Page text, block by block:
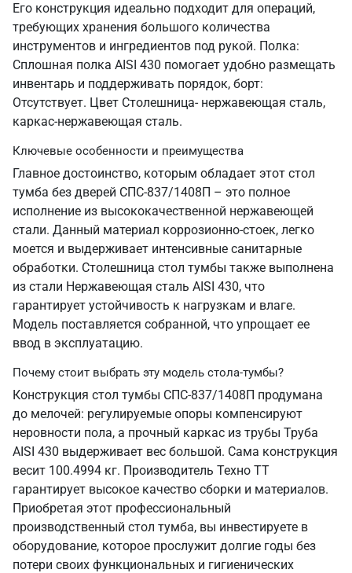
Его конструкция идеально подходит для операций,
требующих хранения большого количества
инструментов и ингредиентов под рукой. Полка:
Сплошная полка AISI 430 помогает удобно размещать
инвентарь и поддерживать порядок, борт:
Отсутствует. Цвет Столешница- нержавеющая сталь,
каркас-нержавеющая сталь.
Ключевые особенности и преимущества
Главное достоинство, которым обладает этот стол
тумба без дверей СПС-837/1408П – это полное
исполнение из высококачественной нержавеющей
стали. Данный материал коррозионно-стоек, легко
моется и выдерживает интенсивные санитарные
обработки. Столешница стол тумбы также выполнена
из стали Нержавеющая сталь AISI 430, что
гарантирует устойчивость к нагрузкам и влаге.
Модель поставляется собранной, что упрощает ее
ввод в эксплуатацию.
Почему стоит выбрать эту модель стола-тумбы?
Конструкция стол тумбы СПС-837/1408П продумана
до мелочей: регулируемые опоры компенсируют
неровности пола, а прочный каркас из трубы Труба
AISI 430 выдерживает вес большой. Сама конструкция
весит 100.4994 кг. Производитель Техно ТТ
гарантирует высокое качество сборки и материалов.
Приобретая этот профессиональный
производственный стол тумба, вы инвестируете в
оборудование, которое прослужит долгие годы без
потери своих функциональных и гигиенических